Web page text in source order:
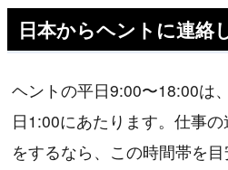
日本からヘントに連絡
ヘントの平日9:00〜18:00は
日1:00にあたります。仕事
をするなら、この時間帯を